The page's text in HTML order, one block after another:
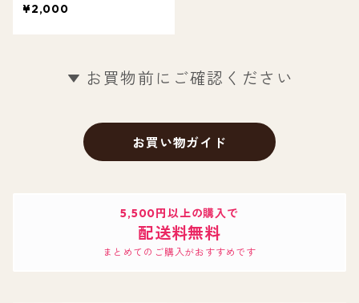
ャンドル LHL03
¥2,000
お買物前にご確認ください
お買い物ガイド
5,500円以上の購入で
配送料無料
まとめてのご購入がおすすめです